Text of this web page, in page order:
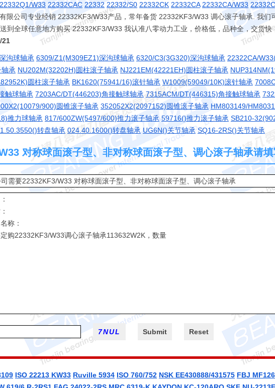
22332Q1/W33 22332CAC 22332 22332/S0 22332CK 22332CA 22332CA/W33 22332C
限公司专业经销 22332KF3/W33产品，常年备货 22332KF3/W33 调心滚子轴承. 我们
到全球任意地方购买 22332KF3/W33 我认准八零动力工业，价格低，品种全，交货
21
沟球轴承 6309/Z1(M309EZ1)深沟球轴承 6320/C3(3G320)深沟球轴承 22322CA/
承 NU202M(32202H)圆柱滚子轴承 NJ221EM(42221EH)圆柱滚子轴承
圆柱滚子轴承 BK1620(75941/16)滚针轴承 W1009(59049/10K)滚针轴承
触球轴承 7203AC/DT(446203)角接触球轴承 7315ACM/DT(446315)角接触球轴承
900)圆锥滚子轴承 352052X2(2097152)圆锥滚子轴承 HM803149/
推力球轴承 817/600ZW(5497/600)推力滚子轴承 59716()推力滚子轴承 SB210-
转盘轴承 024.40.1600()转盘轴承 UG6N()关节轴承 SQ16-2RS()关节轴承
对称球面滚子型、非对称球面滚子型、调心滚子轴承请
ISO 22213 KW33 Ruville 5934 ISO 760/752 NSK EE430888/431575 FBJ MF126